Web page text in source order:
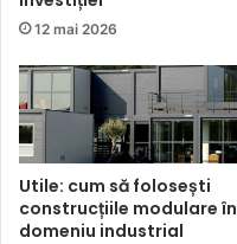
12 mai 2026
Utile: cum să folosești
construcțiile modulare în
domeniu industrial